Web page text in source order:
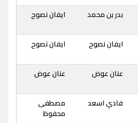
بدر بن محمد ايفان نصوح
ايفان نصوح ايفان نصوح
عنان عوض عنان عوض
فادي اسعد
مصطفى
محفوظ